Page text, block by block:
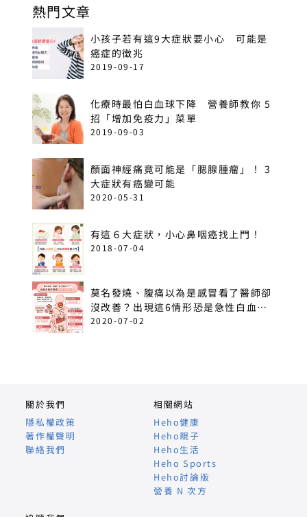
熱門文章
小孩子若有這9大症狀要小心 可能是
癌症的徵兆
2019-09-17
化療時最怕白血球下降 營養師教你 5
招「增加免疫力」菜單
2019-09-03
顏面神經痛竟可能是「腮腺腫瘤」！ 3
大症狀有癌變可能
2020-05-31
有這６大症狀，小心鼻咽癌找上門！
2018-07-04
莫名發燒、腹痛以為是感冒看了醫師卻
沒改善？出現這6情形恐是急性白血
病！
2020-07-02
關於我們
隱私權政策
著作權聲明
聯絡我們
相關網站
Heho健康
Heho親子
Heho生活
Heho Sports
Heho討論版
營養 N 次方